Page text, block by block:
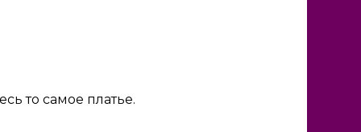
то самое платье.